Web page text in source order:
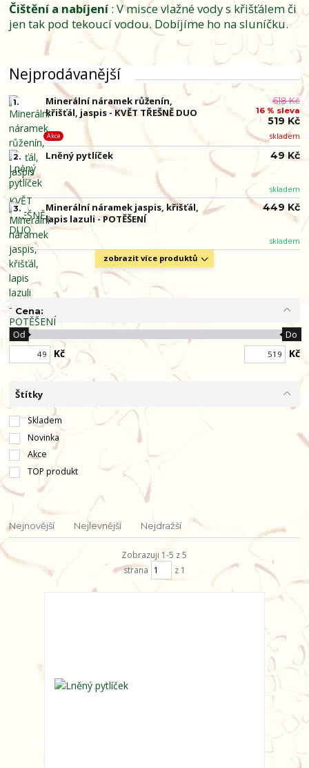
Čištění a nabíjení: V misce vlažné vody s křišťálem či
jen tak pod tekoucí vodou. Dobíjíme ho na sluníčku.
Nejprodávanější
1.
Minerální náramek růženín,
křišťál, jaspis - KVĚT TŘEŠNĚ DUO
skladem
Akce
618 Kč
16 % sleva
519 Kč
2. Lněný pytlíček
skladem
49 Kč
3.
Minerální náramek jaspis, křišťál,
lapis lazuli - POTĚŠENÍ
skladem
449 Kč
zobrazit více produktů
Cena:
Kč
Od Do
Kč
Štítky
Skladem
Novinka
Akce
TOP produkt
Nejnovější Nejlevnější Nejdražší
Zobrazuji 1-5 z 5
strana
z 1